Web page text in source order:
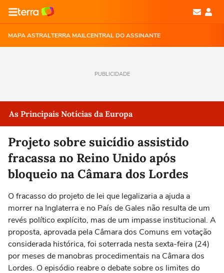
MAPA ASTRALTERRA MAILCENTRAL DO ASSINANTE
PUBLICIDADE
As Principais Notícias da Europa
Projeto sobre suicídio assistido
fracassa no Reino Unido após
bloqueio na Câmara dos Lordes
O fracasso do projeto de lei que legalizaria a ajuda a
morrer na Inglaterra e no País de Gales não resulta de um
revés político explícito, mas de um impasse institucional. A
proposta, aprovada pela Câmara dos Comuns em votação
considerada histórica, foi soterrada nesta sexta-feira (24)
por meses de manobras procedimentais na Câmara dos
Lordes. O episódio reabre o debate sobre os limites do